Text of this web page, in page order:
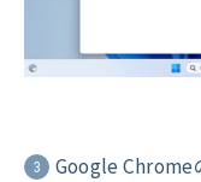
3
Google